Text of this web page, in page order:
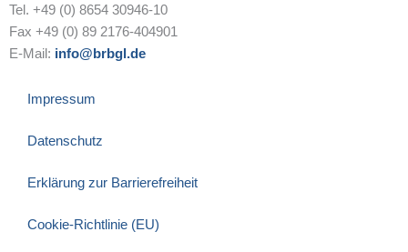
Tel. +49 (0) 8654 30946-10
Fax +49 (0) 89 2176-404901
E-Mail: info@brbgl.de
Impressum
Datenschutz
Erklärung zur Barrierefreiheit
Cookie-Richtlinie (EU)